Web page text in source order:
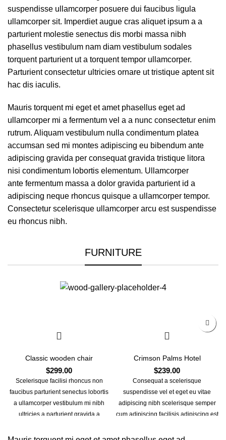
suspendisse ullamcorper posuere dui faucibus ligula
ullamcorper sit. Imperdiet augue cras aliquet ipsum a a
parturient molestie senectus dis morbi massa nibh
phasellus vestibulum nam diam vestibulum sodales
torquent parturient ut a torquent tempor ullamcorper.
Parturient consectetur ultricies ornare ut tristique aptent sit
hac dis iaculis.
Mauris torquent mi eget et amet phasellus eget ad
ullamcorper mi a fermentum vel a a nunc consectetur enim
rutrum. Aliquam vestibulum nulla condimentum platea
accumsan sed mi montes adipiscing eu bibendum ante
adipiscing gravida per consequat gravida tristique litora
nisi condimentum lobortis elementum. Ullamcorper
ante fermentum massa a dolor gravida parturient id a
adipiscing neque rhoncus quisque a ullamcorper tempor.
Consectetur scelerisque ullamcorper arcu est suspendisse
eu rhoncus nibh.
FURNITURE
Classic wooden chair
$299.00
Scelerisque facilisi rhoncus non
faucibus parturient senectus lobortis
a ullamcorper vestibulum mi nibh
ultricies a parturient gravida a
torquent mi in scelerisque leo aptent
Crimson Palms Hotel
$239.00
Consequat a scelerisque
suspendisse vel et eget eu vitae
adipiscing nibh scelerisque semper
cum adipiscing facilisis adipiscing est
mus a aptent ullam corper metus